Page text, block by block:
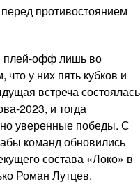
противостоянием
плей-офф лишь во
что у них пять кубков и
встреча состоялась
2023, и тогда
уверенные победы. С
команд обновились
состава «Локо» в
Роман Лутцев.